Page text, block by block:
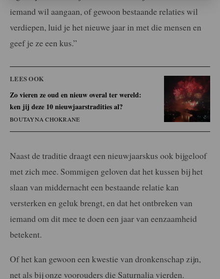
iemand wil aangaan, of gewoon bestaande relaties wil
verdiepen, luid je het nieuwe jaar in met die mensen en
geef je ze een kus.”
LEES OOK
Zo vieren ze oud en nieuw overal ter wereld:
ken jij deze 10 nieuwjaarstradities al?
BOUTAYNA CHOKRANE
Naast de traditie draagt een nieuwjaarskus ook bijgeloof
met zich mee. Sommigen geloven dat het kussen bij het
slaan van middernacht een bestaande relatie kan
versterken en geluk brengt, en dat het ontbreken van
iemand om dit mee te doen een jaar van eenzaamheid
betekent.
Of het kan gewoon een kwestie van dronkenschap zijn,
net als bij onze voorouders die Saturnalia vierden.